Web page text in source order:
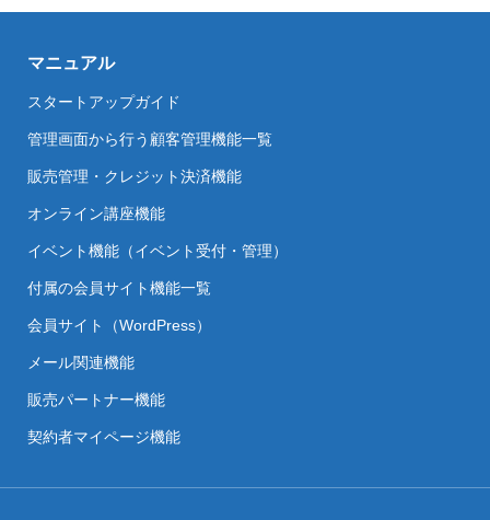
マニュアル
スタートアップガイド
管理画面から行う顧客管理機能一覧
販売管理・クレジット決済機能
オンライン講座機能
イベント機能（イベント受付・管理）
付属の会員サイト機能一覧
会員サイト（WordPress）
メール関連機能
販売パートナー機能
契約者マイページ機能